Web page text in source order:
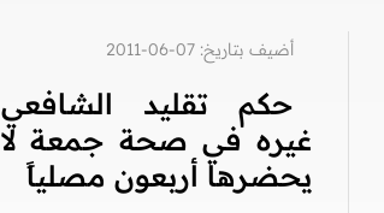
أضيف بتاريخ: 07-06-2011
حكم تقليد الشافعي
غيره في صحة جمعة لا
يحضرها أربعون مصلياً